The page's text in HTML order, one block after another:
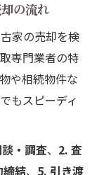
の流れ
家の売却を検
専門業者の特
や相続物件な
もスピーディ
・調査、 2. 査
締結、 5. 引き渡